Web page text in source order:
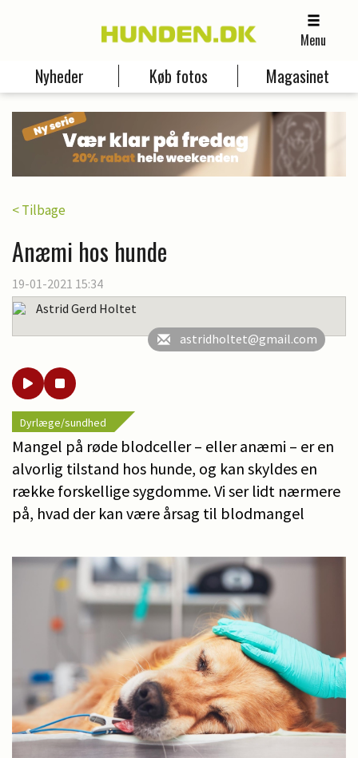
Menu
Nyheder Køb fotos Magasinet
< Tilbage
Anæmi hos hunde
19-01-2021 15:34
Astrid Gerd Holtet
astridholtet@gmail.com
Dyrlæge/sundhed
Mangel på røde blodceller – eller anæmi – er en
alvorlig tilstand hos hunde, og kan skyldes en
række forskellige sygdomme. Vi ser lidt nærmere
på, hvad der kan være årsag til blodmangel